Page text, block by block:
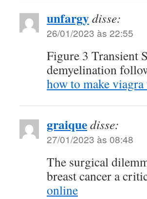
unfargydisse:
26/01/2023 às 22:55
Figure 3 Transient
demyelination
how to make
graiquedisse:
27/01/2023 às 08:48
The surgical
breast cancer a
online